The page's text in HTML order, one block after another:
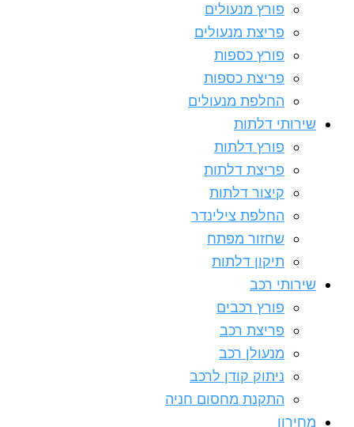
פורץ מנעולים
פריצת מנעולים
פורץ כספות
פריצת כספות
החלפת מנעולים
שירותי דלתות
פורץ דלתות
פריצת דלתות
קיצור דלתות
החלפת צילינדר
שחזור מפתח
תיקון דלתות
שירותי רכב
פורץ רכבים
פריצת רכב
מנעולן רכב
ניתוק קודן לרכב
התקנת מחסום חניה
מחירון